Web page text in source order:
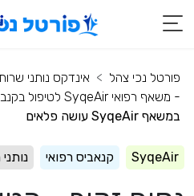
פורטל נכי צהל אינדקס נותני
- משאף רפואי SyqeAir לטיפול בקנביס
במשאף SyqeAir עושה פלאים
SyqeAir קנאביס רפואי